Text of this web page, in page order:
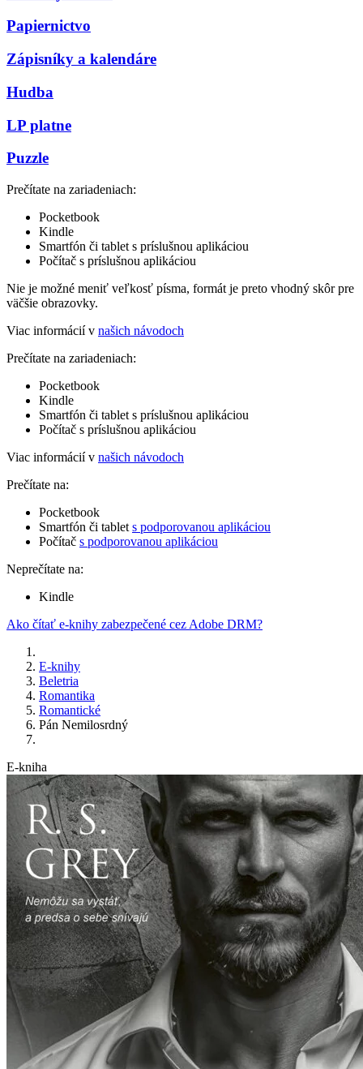
Papiernictvo
Zápisníky a kalendáre
Hudba
LP platne
Puzzle
Prečítate na zariadeniach:
Pocketbook
Kindle
Smartfón či tablet s príslušnou aplikáciou
Počítač s príslušnou aplikáciou
Nie je možné meniť veľkosť písma, formát je preto vhodný skôr pre
väčšie obrazovky.
Viac informácií v našich návodoch
Prečítate na zariadeniach:
Pocketbook
Kindle
Smartfón či tablet s príslušnou aplikáciou
Počítač s príslušnou aplikáciou
Viac informácií v našich návodoch
Prečítate na:
Pocketbook
Smartfón či tablet s podporovanou aplikáciou
Počítač s podporovanou aplikáciou
Neprečítate na:
Kindle
Ako čítať e-knihy zabezpečené cez Adobe DRM?
E-knihy
Beletria
Romantika
Romantické
Pán Nemilosrdný
E-kniha